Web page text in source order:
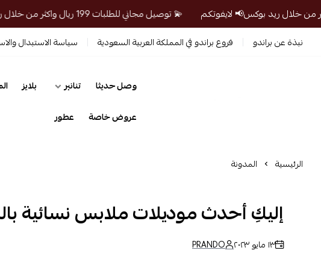
💫 توصيل مجاني للطلبات 199 ريال واكثر من خلال ريد بوكس📢 لايفوتكم
نبذة عن براندو فروع براندو في المملكة العربية السعودية سياسة الاستبدال
وصل حديثا تنانير بلايز
عروض خاصة
عطور
الرئيسية المدونة
إليكِ أحدث موديلات ملابس نسائية
١٣ مايو ٢٠٢٣ PRANDO